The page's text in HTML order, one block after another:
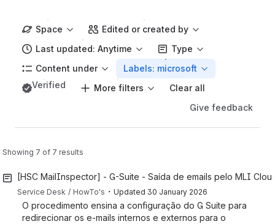
Space
Edited or created by
Last updated: Anytime
Type
Content under
Labels: microsoft
Verified
More filters
Clear all
Give feedback
Showing 7 of 7 results
[HSC MailInspector] - G-Suite - Saída de emails pelo MLI
Service Desk HowTo's ・ Updated 30 January 2026
O procedimento ensina a configuração do G Suite para
redirecionar os e-mails internos e externos para o